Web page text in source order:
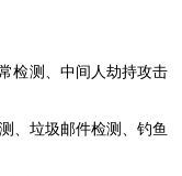
检测、中间人劫持攻击
、垃圾邮件检测、钓鱼